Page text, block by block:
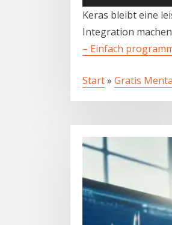
Keras bleibt eine
Integration
– Einfach
Start» Gratis